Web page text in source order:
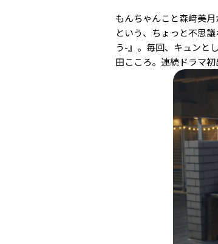
もんちゃんこと森﨑美
という、ちょっと不思
う-』。毎回、キュンと
田こころ。連続ドラマ